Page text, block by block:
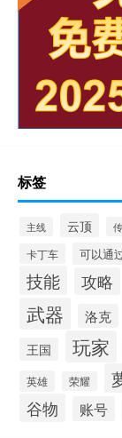
标签
主线 云顶
卡丁车 可以通
技能 攻略
武器 洛克
王国 玩家
英雄 荣耀
谷物 账号